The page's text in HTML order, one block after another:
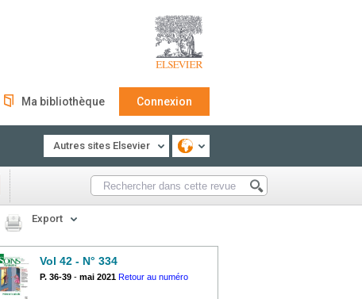
Ma bibliothèque Connexion
Autres sites Elsevier
Export
Vol 42 - N° 334
P. 36-39 - mai 2021 Retour au numéro